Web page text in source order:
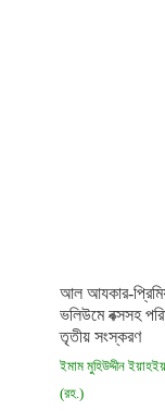
আল আযকার-
ভলিউমে বক্সসহ
তৃতীয় সংস্করণ
ইমাম মুহিউদ্দীন
(রহ.)